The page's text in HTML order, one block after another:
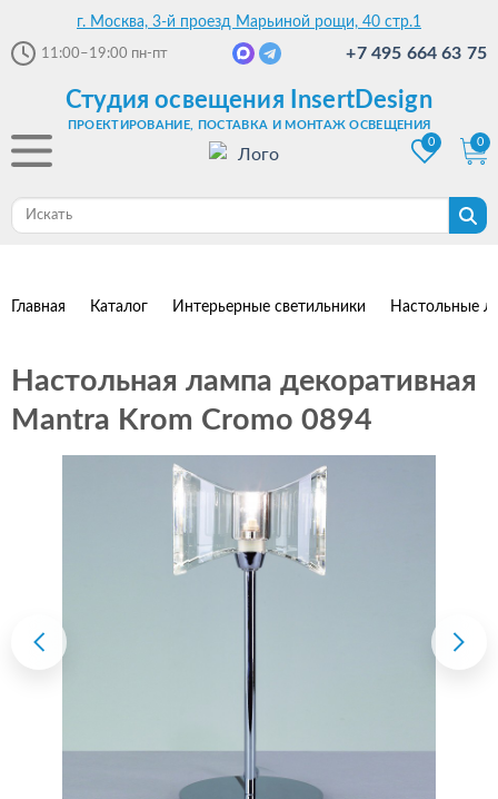
г. Москва, 3-й проезд Марьиной рощи, 40 стр.1
11:00–19:00 пн-пт +7 495 664 63 75
Студия освещения InsertDesign
ПРОЕКТИРОВАНИЕ, ПОСТАВКА И МОНТАЖ ОСВЕЩЕНИЯ
0
0
Главная Каталог Интерьерные светильники Настольные
Настольная лампа декоративная
Mantra Krom Cromo 0894